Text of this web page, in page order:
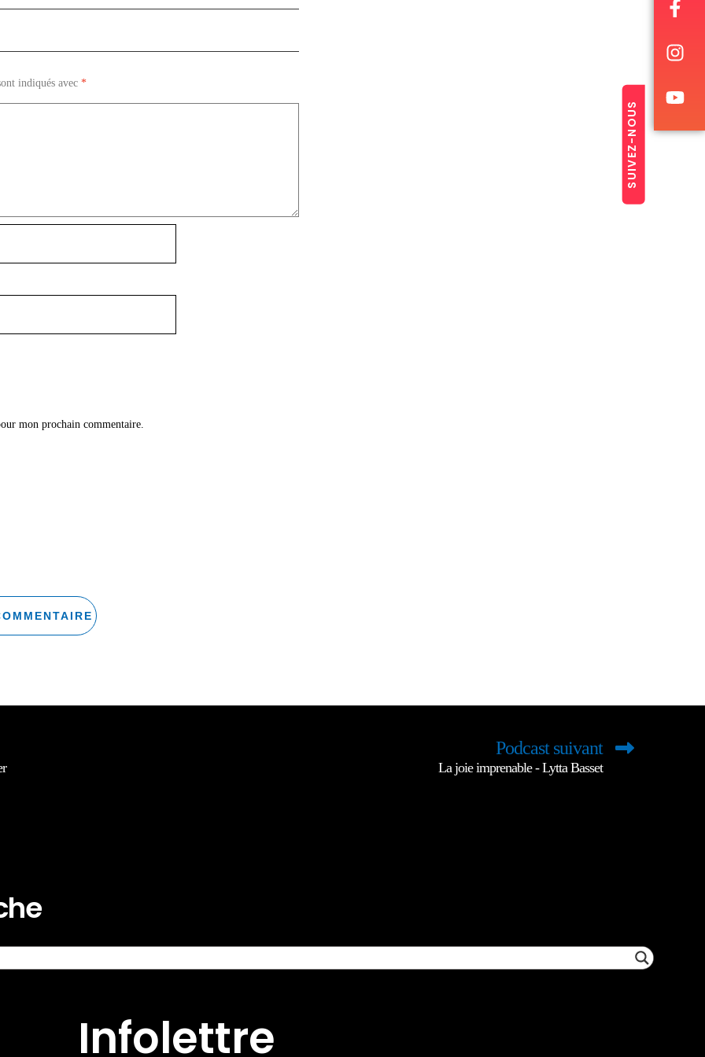
SUIVEZ-NOUS
indiqués avec *
mon prochain commentaire.
Podcast suivant
La joie imprenable - Lytta Basset
Infolettre